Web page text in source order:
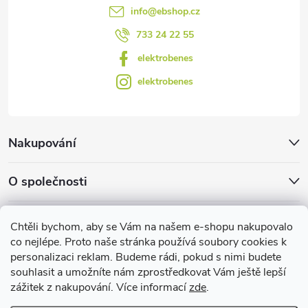
Chtěli bychom, aby se Vám na našem e-shopu nakupovalo
co nejlépe. Proto naše stránka používá soubory cookies k
personalizaci reklam. Budeme rádi, pokud s nimi budete
souhlasit a umožníte nám zprostředkovat Vám ještě lepší
zážitek z nakupování. Více informacízde.
Nakupování
O společnosti
Facebook
EBshop.cz
info@ebshop.cz
733 24 22 55
elektrobenes
elektrobenes
Užitečné informace